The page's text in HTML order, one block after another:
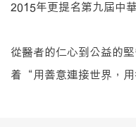
2015年更提名第九屆中
從醫者的仁心到公益的
着“用善意連接世界，